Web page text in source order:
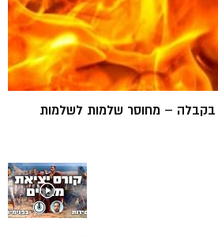
בקבלה – מחוסר שלמות לשלמות